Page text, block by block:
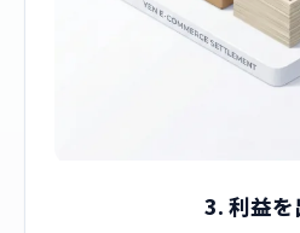
3. 利益を